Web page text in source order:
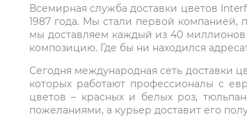
Всемирная служба доставки цветов
1987 года. Мы стали первой компанией,
мы доставляем каждый из 40 миллионов
композицию. Где бы ни находился
Сегодня международная сеть доставки
которых работают профессионалы с
цветов – красных и белых роз,
пожеланиями, а курьер доставит его